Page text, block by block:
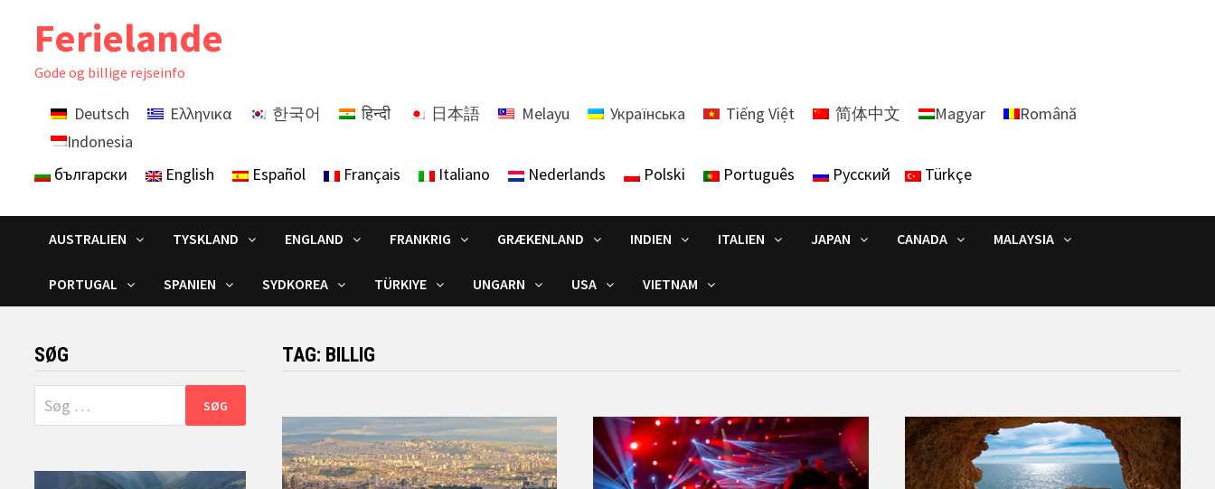
Ferielande
Gode ​​og billige rejseinfo
Deutsch Ελληνικα 한국어 हिन्दी 日本語 Melayu Українська Tiếng Việt 简体中文 Magyar
Română
Indonesia
български
English Español Français Italiano Nederlands Polski Português Русский Türkçe
AUSTRALIEN TYSKLAND ENGLAND FRANKRIG GRÆKENLAND INDIEN ITALIEN JAPAN CANADA MALAYSIA
PORTUGAL SPANIEN SYDKOREA TÜRKIYE UNGARN USA VIETNAM
TAG: BILLIG
SØG
Søg
efter: